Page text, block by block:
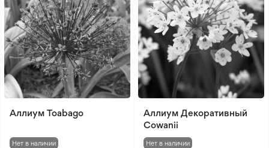
Аллиум Toabago
Нет в наличии
Аллиум Декоративный
Сowanii
Нет в наличии